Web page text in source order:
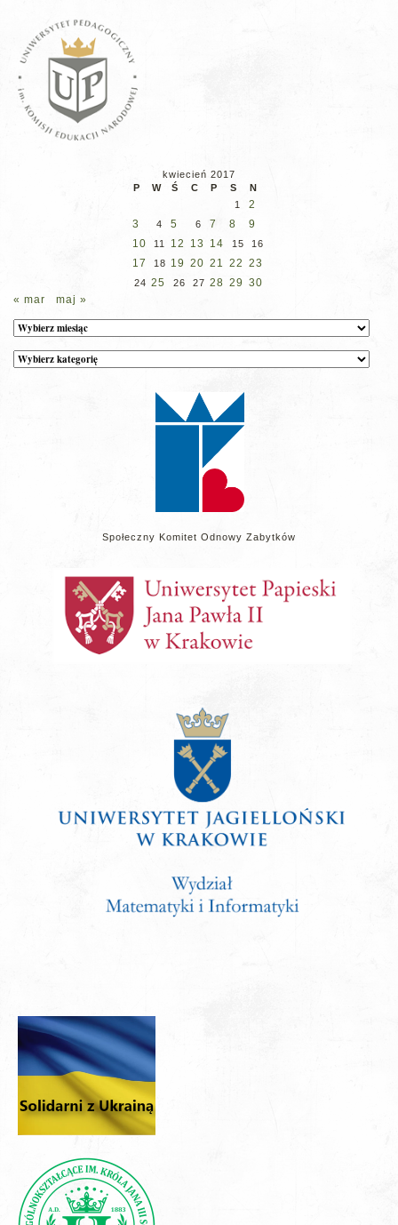
kwiecień 2017
P
W Ś C P S
N
1
2
3
4 5 6 7 8
9
10
11 12 13 14 15 16
17 18 19 20 21 22 23
24 25 26 27 28 29 30
« mar
maj »
Archiwum
Kategorie
wpisów
Społeczny Komitet Odnowy Zabytków